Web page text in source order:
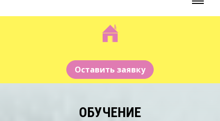
Оставить заявку
ОБУЧЕНИЕ